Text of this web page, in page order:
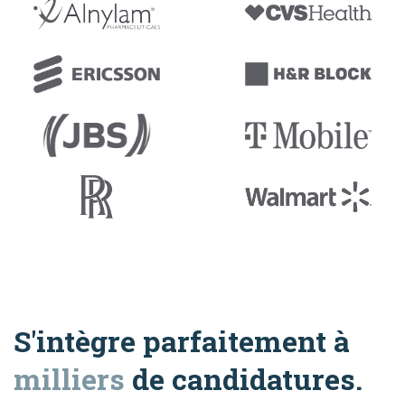
S'intègre parfaitement à
milliers de candidatures.